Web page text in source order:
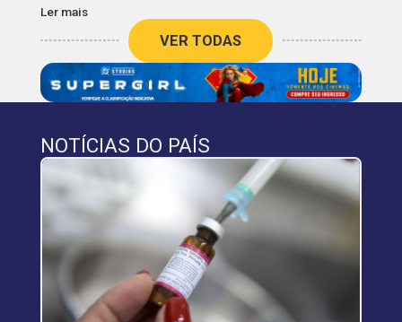
Ler mais
VER TODAS
NOTÍCIAS DO PAÍS